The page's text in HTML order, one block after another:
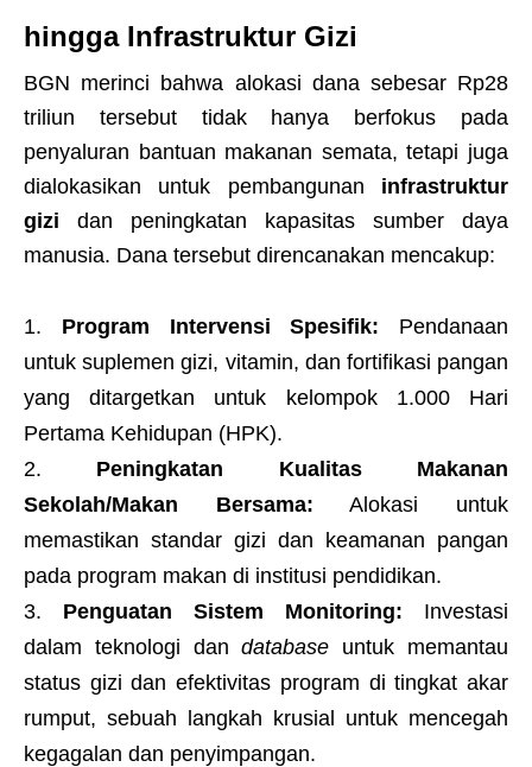
hingga Infrastruktur Gizi
BGN merinci bahwa alokasi dana sebesar Rp28
triliun tersebut tidak hanya berfokus pada
penyaluran bantuan makanan semata, tetapi juga
dialokasikan untuk pembangunan infrastruktur
gizi dan peningkatan kapasitas sumber daya
manusia. Dana tersebut direncanakan mencakup:
Program Intervensi Spesifik: Pendanaan
untuk suplemen gizi, vitamin, dan fortifikasi pangan
yang ditargetkan untuk kelompok 1.000 Hari
Pertama Kehidupan (HPK).
Peningkatan Kualitas Makanan
Sekolah/Makan Bersama: Alokasi untuk
memastikan standar gizi dan keamanan pangan
pada program makan di institusi pendidikan.
Penguatan Sistem Monitoring: Investasi
dalam teknologi dandatabase untuk memantau
status gizi dan efektivitas program di tingkat akar
rumput, sebuah langkah krusial untuk mencegah
kegagalan dan penyimpangan.